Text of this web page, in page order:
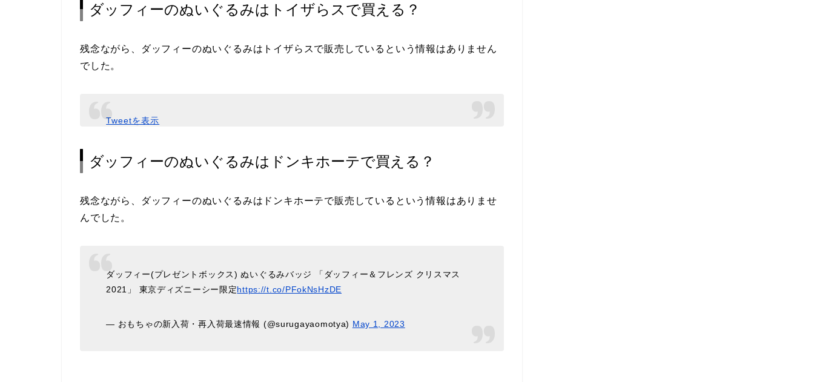
ダッフィーのぬいぐるみはトイザらスで買える？
残念ながら、ダッフィーのぬいぐるみはトイザらスで販売しているという情報はありません
でした。
Tweetを表示
ダッフィーのぬいぐるみはドンキホーテで買える？
残念ながら、ダッフィーのぬいぐるみはドンキホーテで販売しているという情報はありませ
んでした。
ダッフィー(プレゼントボックス) ぬいぐるみバッジ 「ダッフィー＆フレンズ クリスマス
2021」 東京ディズニーシー限定https://t.co/PFokNsHzDE
— おもちゃの新入荷・再入荷最速情報 (@surugayaomotya) May 1, 2023